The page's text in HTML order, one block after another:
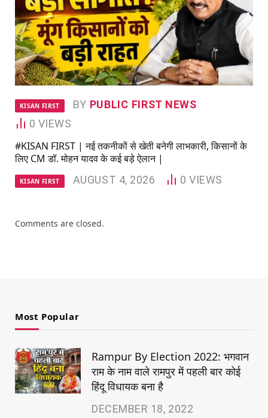
KISAN FIRST BY PUBLIC FIRST NEWS
0 VIEWS
#KISAN FIRST | नई तकनीकों से खेती बनेगी लाभकारी, किसानों के
लिए CM डॉ. मोहन यादव के कई बड़े ऐलान |
KISAN FIRST AUGUST 4, 2026 0VIEWS
Comments are closed.
Most Popular
Rampur By Election 2022: भगवान
राम के नाम वाले रामपुर में पहली बार कोई
हिंदू विधायक बना है
DECEMBER 18, 2022